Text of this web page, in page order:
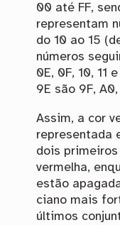
00 até FF,
representam
do 10 ao 15
números
0E, 0F, 10, 11
9E são 9F,
Assim, a cor
representada
dois
vermelha,
estão
ciano mais
últimos